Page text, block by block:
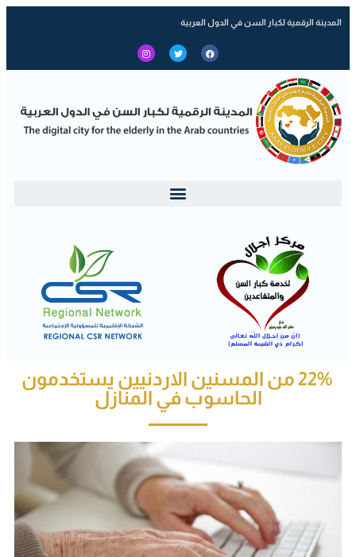
المدينة الرقمية لكبار السن في الدول العربية
22% من المسنين الاردنيين يستخدمون
الحاسوب في المنازل